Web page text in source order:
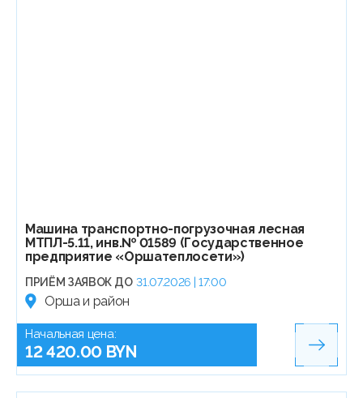
Машина транспортно-погрузочная лесная
МТПЛ-5.11, инв.№ 01589 (Государственное
предприятие «Оршатеплосети»)
ПРИЁМ ЗАЯВОК ДО 31.07.2026 | 17:00
Орша и район
Начальная цена:
12 420.00 BYN